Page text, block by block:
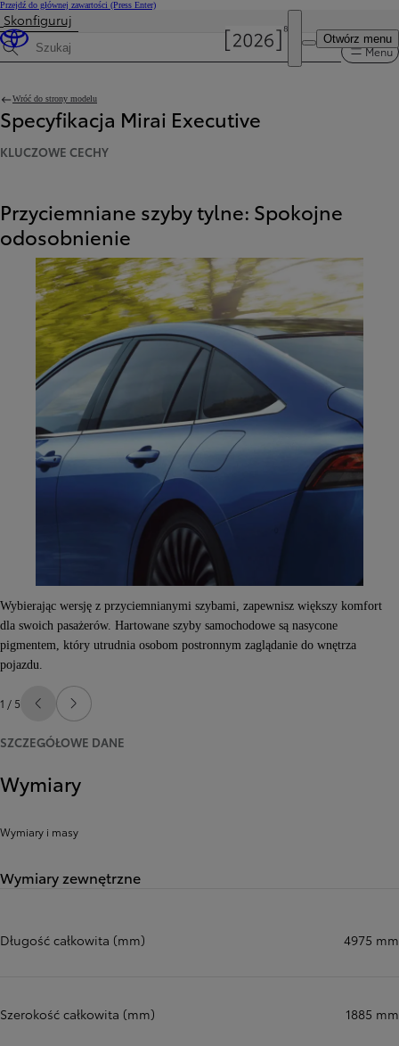
Przejdź do głównej zawartości (Press Enter)
Otwórz menu
Skonfiguruj
Wyszukaj dane techniczne Menu
Wróć do strony modelu
Specyfikacja Mirai Executive
KLUCZOWE CECHY
Przyciemniane szyby tylne: Spokojne
odosobnienie
Wybierając wersję z przyciemnianymi szybami, zapewnisz większy komfort
dla swoich pasażerów. Hartowane szyby samochodowe są nasycone
pigmentem, który utrudnia osobom postronnym zaglądanie do wnętrza
pojazdu.
1 / 5 PoprzedniNastępny
SZCZEGÓŁOWE DANE
Wymiary
Wymiary i masy
Wymiary zewnętrzne
Długość całkowita (mm) 4975 mm
Szerokość całkowita (mm) 1885 mm